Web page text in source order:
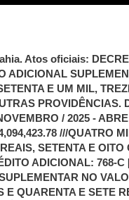
Atos oficiais:
ADICIONAL
E UM MIL,
PROVIDÊNCIAS.
/ 2025 -
///QUATRO
SETENTA E
ADICIONAL: 768-
NO
E QUARENTA E SETE